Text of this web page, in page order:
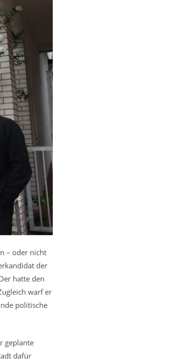
– oder nicht
der
hatte den
warf er
politische
geplante
dafür